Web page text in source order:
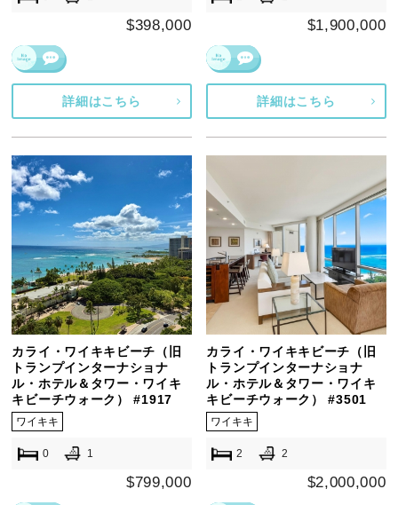
$398,000
詳細はこちら
$1,900,000
詳細はこちら
カライ・ワイキキビーチ（旧
トランプインターナショナ
ル・ホテル＆タワー・ワイキ
キビーチウォーク） #1917
ワイキキ
0 1
$799,000
カライ・ワイキキビーチ（旧
トランプインターナショナ
ル・ホテル＆タワー・ワイキ
キビーチウォーク） #3501
ワイキキ
2 2
$2,000,000